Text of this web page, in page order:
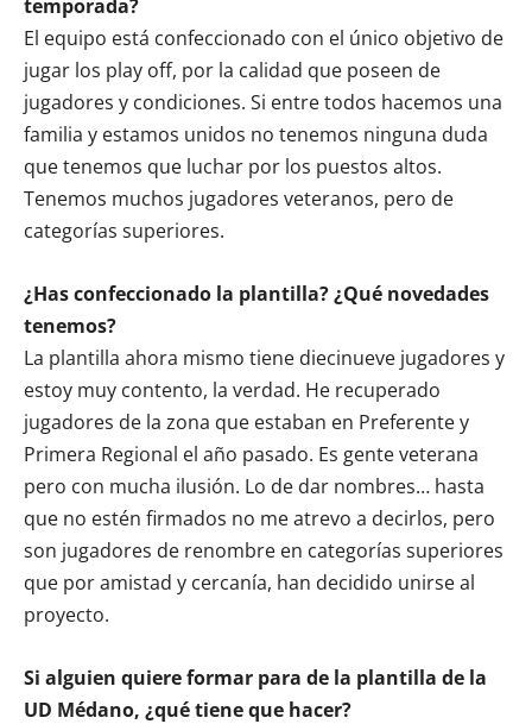
temporada?
El equipo está confeccionado con el único objetivo de
jugar los play off, por la calidad que poseen de
jugadores y condiciones. Si entre todos hacemos una
familia y estamos unidos no tenemos ninguna duda
que tenemos que luchar por los puestos altos.
Tenemos muchos jugadores veteranos, pero de
categorías superiores.
¿Has confeccionado la plantilla? ¿Qué novedades
tenemos?
La plantilla ahora mismo tiene diecinueve jugadores y
estoy muy contento, la verdad. He recuperado
jugadores de la zona que estaban en Preferente y
Primera Regional el año pasado. Es gente veterana
pero con mucha ilusión. Lo de dar nombres… hasta
que no estén firmados no me atrevo a decirlos, pero
son jugadores de renombre en categorías superiores
que por amistad y cercanía, han decidido unirse al
proyecto.
Si alguien quiere formar para de la plantilla de la
UD Médano, ¿qué tiene que hacer?